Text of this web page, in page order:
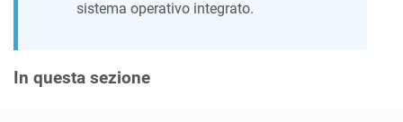
sistema operativo integrato.
In questa sezione